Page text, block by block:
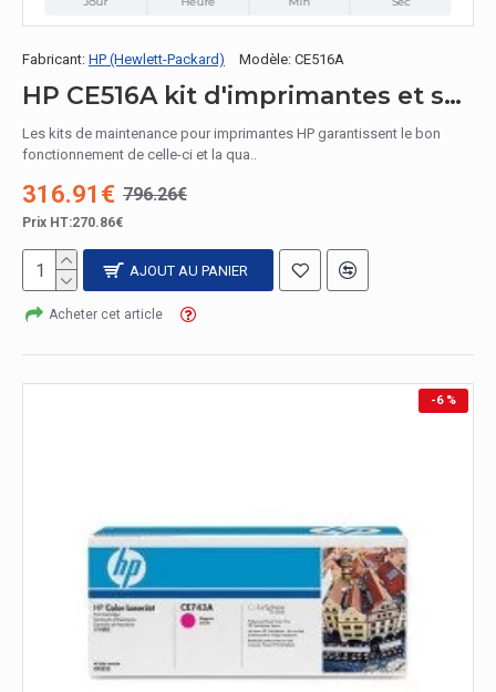
Fabricant: HP (Hewlett-Packard) Modèle: CE516A
HP CE516A kit d'imprimantes et scanners
Les kits de maintenance pour imprimantes HP garantissent le bon
fonctionnement de celle-ci et la qua..
316.91€ 796.26€
Prix HT:270.86€
AJOUT AU PANIER
Acheter cet article
-6 %